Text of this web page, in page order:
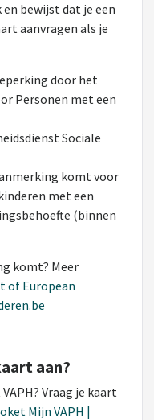
bewijst dat je een
aanvragen als je
door het
Personen met een
Sociale
komt voor
met een
(binnen
komt? Meer
of European
aan?
Vraag je kaart
Mijn VAPH |